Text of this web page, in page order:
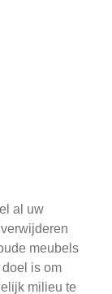
al uw
meubels
is om
milieu te